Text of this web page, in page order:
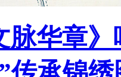
脉华章